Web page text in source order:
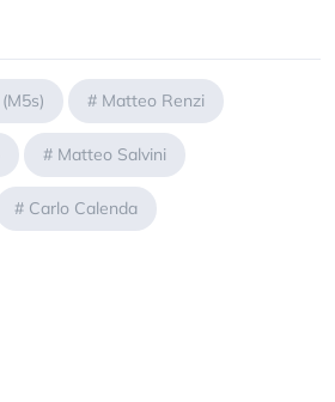
# Matteo Renzi
# Matteo Salvini
# Carlo Calenda